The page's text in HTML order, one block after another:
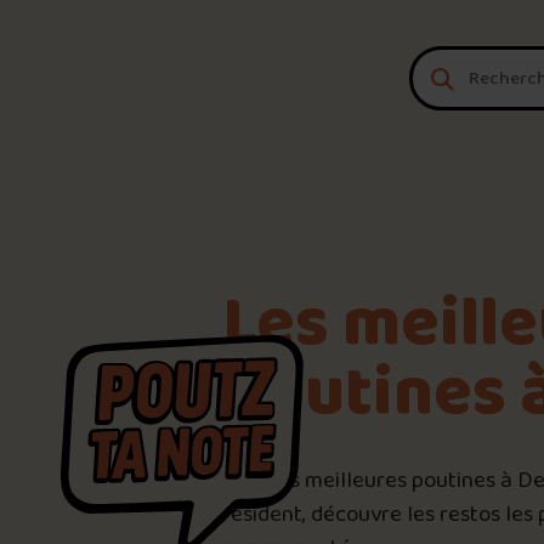
Les
poutines
Voici les meilleures poutines à
résident, découvre les restos